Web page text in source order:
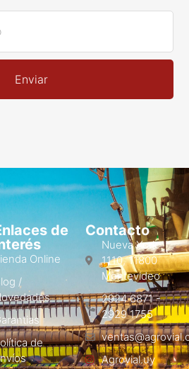
Enviar
de
Online
/
de
Contacto
Nueva York
1110, 11800
Montevideo
2924 6871 -
2929 1755
Agrovial.uy